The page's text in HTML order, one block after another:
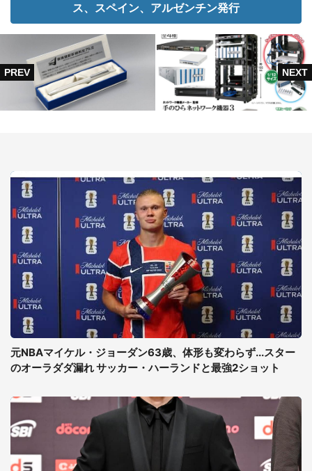
ス、スペイン、アルゼンチン発行
元NBAマイケル・ジョーダン63歳、体形も変わらず...スター
のオーラダダ漏れ サッカー・ハーランドと最強2ショット